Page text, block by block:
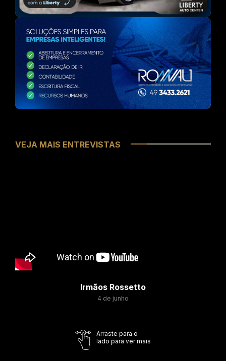
VEJA MAIS ENTREVISTAS
Irmãos Rossetto
4 de junho
Arraste para o
lado para ver mais